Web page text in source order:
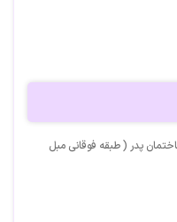
پدر ( طبقه فوقانی مبل